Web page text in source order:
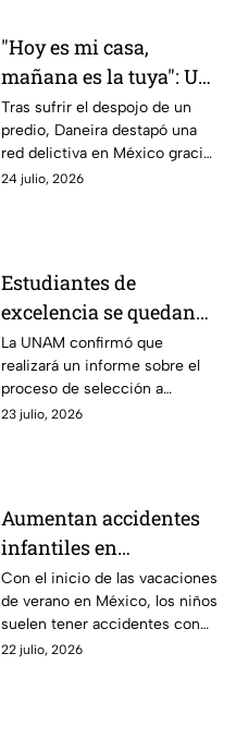
"Hoy es mi casa,
mañana es la tuya": Un
despojo destapó la red
delictiva
Tras sufrir el despojo de un
predio, Daneira destapó una
red delictiva en México gracias
a la unión de vecinos y pese al
24 julio, 2026
Estudiantes de
excelencia se quedan
sin un lugar para
cursar la universidad
La UNAM confirmó que
realizará un informe sobre el
proceso de selección a
licenciatura, a fin de aclarar el
23 julio, 2026
Aumentan accidentes
infantiles en
vacaciones: hasta 84
niños se lesionan cada
hora en México | VIDEO
Con el inicio de las vacaciones
de verano en México, los niños
suelen tener accidentes con
mucha más frecuencia, ¿qué
22 julio, 2026